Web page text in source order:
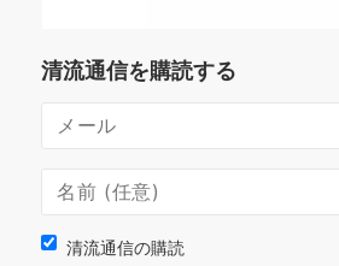
清流通信を購読する
清流通信の購読